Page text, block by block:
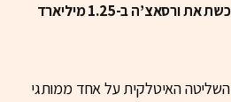
דרמה אופנתית: פראדה רוכשת את ורסאצ’ה ב-1.25 מיליארד
האיטלקית על אחד ממותגי